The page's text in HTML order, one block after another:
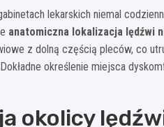
lekarskich niemal
anatomiczna lokalizacja lędźwi
z dolną częścią pleców, co
określenie miejsca
okolicy